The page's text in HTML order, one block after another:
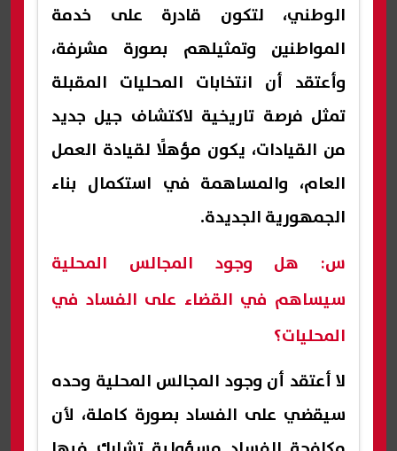
الوطني، لتكون قادرة على خدمة
المواطنين وتمثيلهم بصورة مشرفة،
وأعتقد أن انتخابات المحليات المقبلة
تمثل فرصة تاريخية لاكتشاف جيل جديد
من القيادات، يكون مؤهلًا لقيادة العمل
العام، والمساهمة في استكمال بناء
الجمهورية الجديدة.
س: هل وجود المجالس المحلية
سيساهم في القضاء على الفساد في
المحليات؟
لا أعتقد أن وجود المجالس المحلية وحده
سيقضي على الفساد بصورة كاملة، لأن